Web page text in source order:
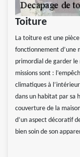
Toiture
La toiture est une
fonctionnement d’une
primordial de garder
missions sont :
climatiques à
dans un habitat par sa
couverture de la
d’un aspect décoratif
bien soin de son